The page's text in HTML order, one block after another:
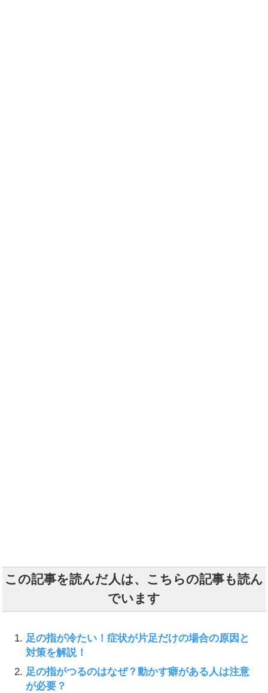
この記事を読んだ人は、こちらの記事も読ん
でいます
足の指が冷たい！症状が片足だけの場合の原因と
対策を解説！
足の指がつるのはなぜ？動かす癖がある人は注意
が必要？